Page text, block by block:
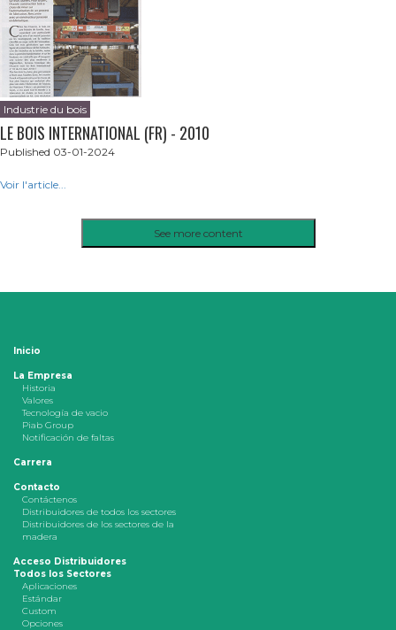
Industrie du bois
LE BOIS INTERNATIONAL (FR) - 2010
Published 03-01-2024
Voir l'article...
See more content
Inicio
La Empresa
Historia
Valores
Tecnología de vacio
Piab Group
Notificación de faltas
Carrera
Contacto
Contáctenos
Distribuidores de todos los sectores
Distribuidores de los sectores de la
madera
Acceso Distribuidores
Todos los Sectores
Aplicaciones
Estándar
Custom
Opciones